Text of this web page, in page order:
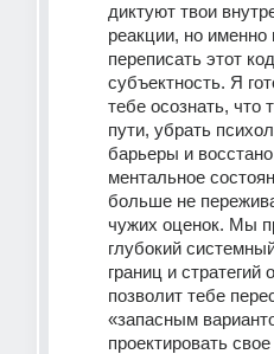
диктуют твои
реакции, но именно
переписать этот
субъектность. Я
тебе осознать, что
пути, убрать
барьеры и
ментальное
больше не
чужих оценок. Мы
глубокий
границ и стратегий
позволит тебе
«запасным
проектировать